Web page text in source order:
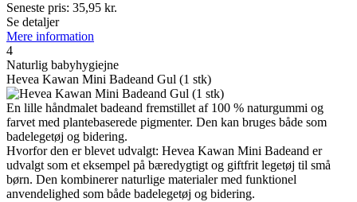
Seneste pris: 35,95 kr.
Se detaljer
Mere information
4
Naturlig babyhygiejne
Hevea Kawan Mini Badeand Gul (1 stk)
En lille håndmalet badeand fremstillet af 100 % naturgummi og
farvet med plantebaserede pigmenter. Den kan bruges både som
badelegetøj og bidering.
Hvorfor den er blevet udvalgt: Hevea Kawan Mini Badeand er
udvalgt som et eksempel på bæredygtigt og giftfrit legetøj til små
børn. Den kombinerer naturlige materialer med funktionel
anvendelighed som både badelegetøj og bidering.